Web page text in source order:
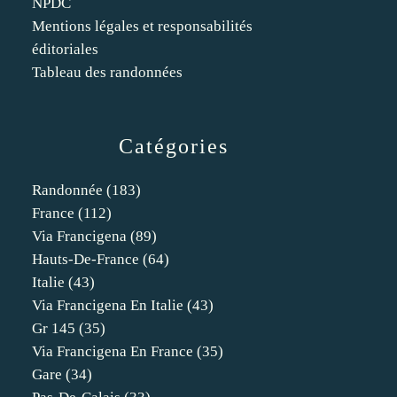
Catégories
Randonnée (183)
France (112)
Via Francigena (89)
Hauts-De-France (64)
Italie (43)
Via Francigena En Italie (43)
Gr 145 (35)
Via Francigena En France (35)
Gare (34)
Mentions légales et responsabilités
éditoriales
Tableau des randonnées